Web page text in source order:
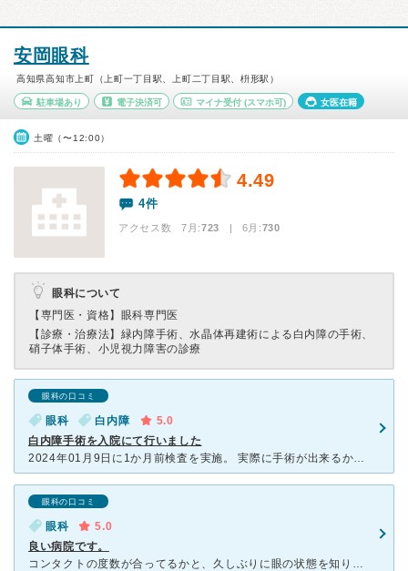
安岡眼科
高知県高知市上町（上町一丁目駅、上町二丁目駅、枡形駅）
駐車場あり 電子決済可 マイナ受付 (スマホ可) 女医在籍
土曜（〜12:00）
4.49
4件
アクセス数 7月:723 | 6月:730
眼科について
【専門医・資格】 眼科専門医
【診療・治療法】 緑内障手術、水晶体再建術による白内障の手術、
硝子体手術、小児視力障害の診療
眼科の口コミ
眼科 白内障
5.0
白内障手術を入院にて行いました
2024年01月9日に1か月前検査を実施。 実際に手術が出来るか、水晶体に入れるレンズを決定する。 午前9時半に到着して検査開始。様々な検査を受けて11時に担当医より説明を受け終わる。 料金15
眼科の口コミ
眼科
5.0
良い病院です。
コンタクトの度数が合ってるかと、久しぶりに眼の状態を知りたくて、ここに行きました。 けっこう待合室に人が多く、午後診療が始まる１０分前に行きましたが、すでに１０人程いました。 診察まで時間がかかり